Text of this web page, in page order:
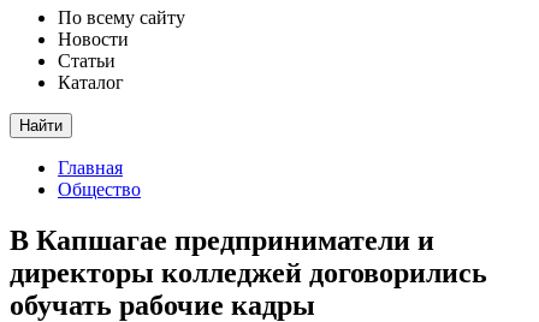
По всему сайту
Новости
Статьи
Каталог
Найти
Главная
Общество
В Капшагае предприниматели и
директоры колледжей договорились
обучать рабочие кадры